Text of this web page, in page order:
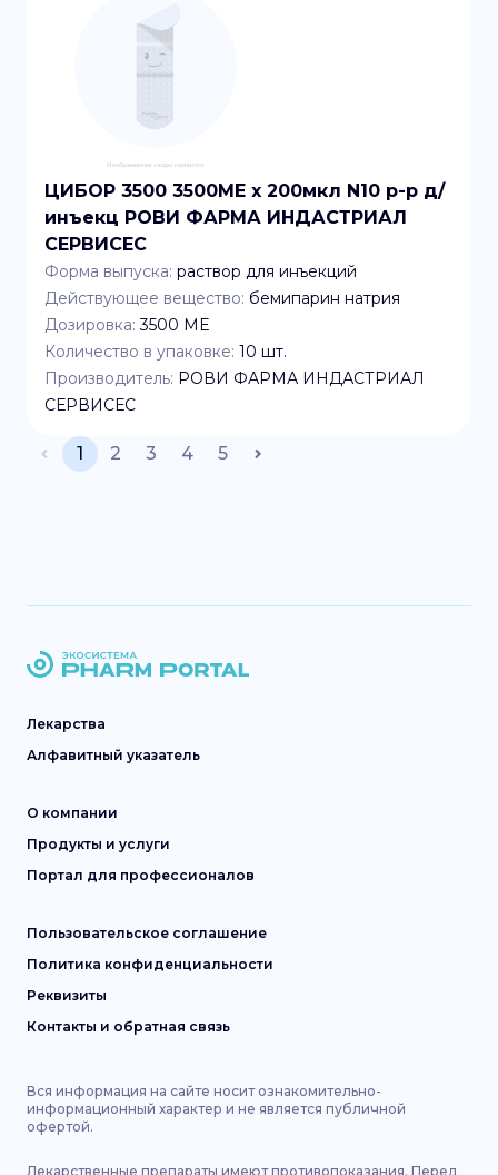
ЦИБОР 3500 3500МЕ x 200мкл N10 р-р д/
инъекц РОВИ ФАРМА ИНДАСТРИАЛ
СЕРВИСЕС
Форма выпуска: раствор для инъекций
Действующее вещество: бемипарин натрия
Дозировка: 3500 МЕ
Количество в упаковке: 10 шт.
Производитель: РОВИ ФАРМА ИНДАСТРИАЛ
СЕРВИСЕС
1 2 3 4 5
Лекарства
Алфавитный указатель
О компании
Продукты и услуги
Портал для профессионалов
Пользовательское соглашение
Политика конфиденциальности
Реквизиты
Контакты и обратная связь
Вся информация на сайте носит ознакомительно-
информационный характер и не является публичной
офертой.
Лекарственные препараты имеют противопоказания. Перед